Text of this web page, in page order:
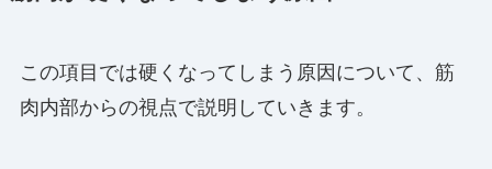
この項目では硬くなってしまう原因について、筋
肉内部からの視点で説明していきます。